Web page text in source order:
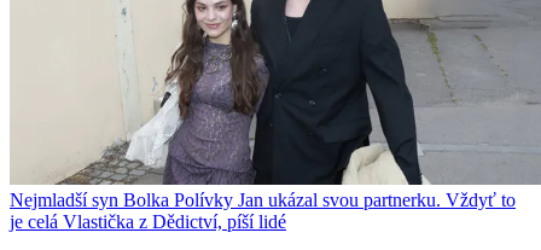
Nejmladší syn Bolka Polívky Jan ukázal svou partnerku. Vždyť to
je celá Vlastička z Dědictví, píší lidé